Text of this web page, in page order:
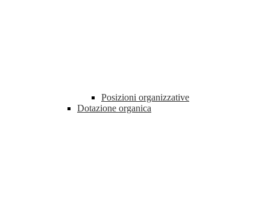
Posizioni organizzative
Dotazione organica